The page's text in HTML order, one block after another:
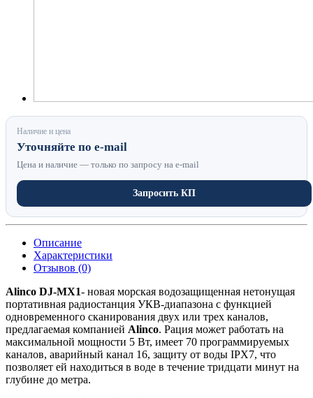
Наличие и цена
Уточняйте по e-mail
Цена и наличие — только по запросу на e-mail
Запросить КП
Описание
Характеристики
Отзывов (0)
Alinco DJ-MX1- новая морская водозащищенная нетонущая
портативная радиостанция УКВ-диапазона с функцией
одновременного сканирования двух или трех каналов,
предлагаемая компанией Alinco. Рация может работать на
максимальной мощности 5 Вт, имеет 70 программируемых
каналов, аварийный канал 16, защиту от воды IPX7, что
позволяет ей находиться в воде в течение тридцати минут на
глубине до метра.